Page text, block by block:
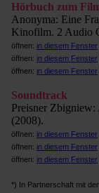
Hörbuch zum
Anonyma: Eine
Kinofilm. 2 Audio
öffnen: in diesem Fenster
öffnen: in diesem Fenster
öffnen: in diesem Fenster
Soundtrack
Preisner
(2008).
öffnen: in diesem Fenster
öffnen: in diesem Fenster
öffnen: in diesem Fenster
*) In Partnerschaft mit